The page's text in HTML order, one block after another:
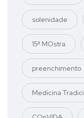
solenidade
15ª MOstra
preenchimento
Medicina